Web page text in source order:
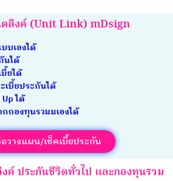
ลิงค์ (Unit Link) mDsign
บเองได้
นได้
ยได้
เบี้ยประกันได้
ได้
กกองทุนรวมมเองได้
วางแผน/เช็คเบี้ยประกัน
ค์ ประกันชีวิตทั่วไป และกองทุนรวม